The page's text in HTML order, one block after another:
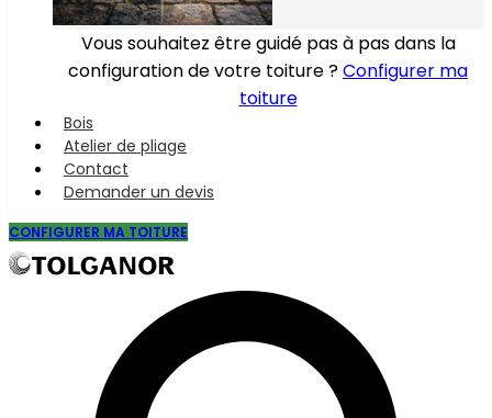
Vous souhaitez être guidé pas à pas dans la
configuration de votre toiture ?Configurer ma
toiture
Bois
Atelier de pliage
Contact
Demander un devis
CONFIGURER MA TOITURE